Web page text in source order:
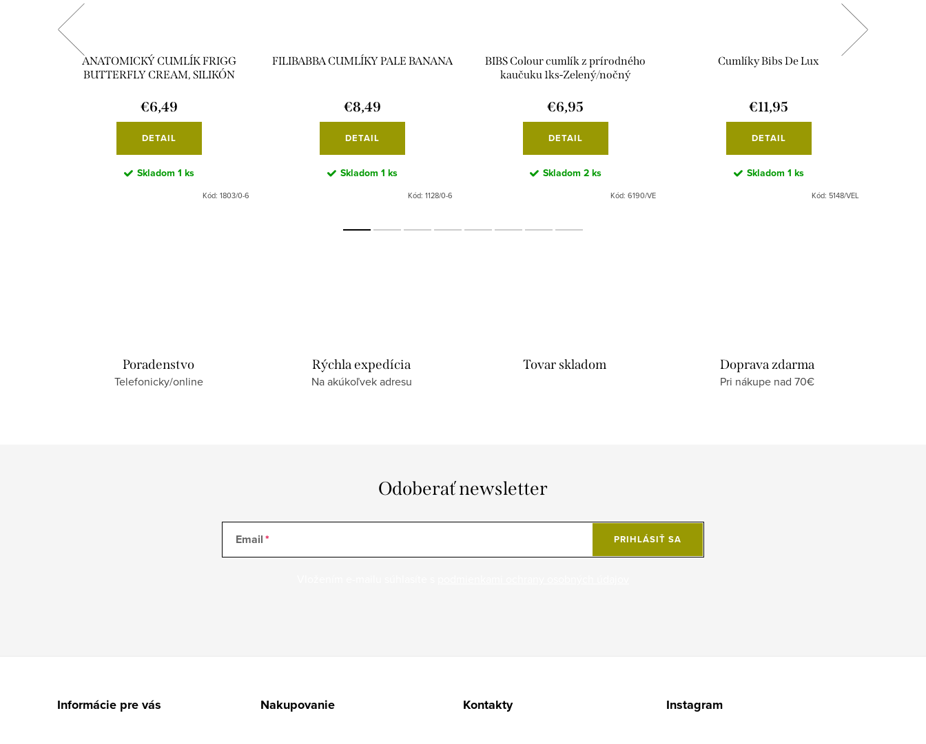
ANATOMICKÝ CUMLÍK FRIGG
BUTTERFLY CREAM, SILIKÓN
€6,49
DETAIL
Skladom 1 ks
Kód: 1803/0-6
FILIBABBA CUMLÍKY PALE BANANA
€8,49
DETAIL
Skladom 1 ks
Kód: 1128/0-6
BIBS Colour cumlík z prírodného
kaučuku 1ks-Zelený/nočný
€6,95
DETAIL
Skladom 2 ks
Kód: 6190/VE
Cumlíky Bibs De Lux
€11,95
DETAIL
Skladom 1 ks
Kód: 5148/VEL
Poradenstvo
Telefonicky/online
Rýchla expedícia
Na akúkoľvek adresu
Tovar skladom Doprava zdarma
Pri nákupe nad 70€
Odoberať newsletter
Email PRIHLÁSIŤ SA
Informácie pre vás Nakupovanie Kontakty Instagram